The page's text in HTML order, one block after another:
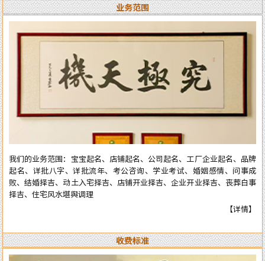
可信。近四十年来深得众多新老客户的高度好评和信任。 陈洲先生是三
十年前在汕头市与张克明、胡玉尺名老先生齐名的老牌预测师、风水师。
几十年来专业于四柱八字的预测、周易六爻占卜、风水堪舆调理，各种喜
庆择吉等。一生以直言敢断的风格，从不虚言巧语的业德而深受广大各界
人士的高度好评和信赖。时间能证明实力，陈洲先生能够三十多年从业至
今，口碑越来越好，客户越来越多，可想而知陈洲先生的学术修为的高深
程度！ 陈洲先生研究运用易学近四十年、学术上:理论基础高深，博取众
家之长，经验丰富、见解独到、业德高尚。 本公司网站对外服务项目，
全部真人实体进行预测与操作，服务质量绝对精准实用。详情了解可拔打
电话或加微信：13750405850（微信同号），进行咨询了解。
业务范围
我们的业务范围：宝宝起名、店铺起名、公司起名、工厂企业起名、品牌
起名、详批八字、详批流年、考公咨询、学业考试、婚姻感情、问事成
败、结婚择吉、动土入宅择吉、店铺开业择吉、企业开业择吉、丧葬白事
择吉、住宅风水堪舆调理
【详情】
收费标准